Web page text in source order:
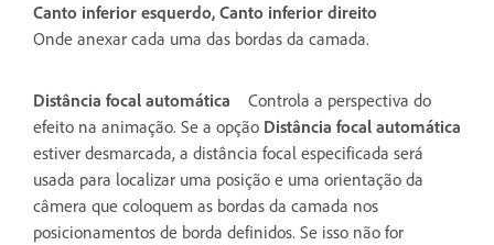
Canto inferior esquerdo, Canto inferior direito
Onde anexar cada uma das bordas da camada.
Distância focal automática
Controla a perspectiva do
efeito na animação. Se a opção Distância focal automática
estiver desmarcada, a distância focal especificada será
usada para localizar uma posição e uma orientação da
câmera que coloquem as bordas da camada nos
posicionamentos de borda definidos. Se isso não for